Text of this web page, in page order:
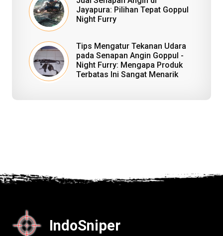
Jayapura: Pilihan Tepat Goppul
Night Furry
Tips Mengatur Tekanan Udara
pada Senapan Angin Goppul -
Night Furry: Mengapa Produk
Terbatas Ini Sangat Menarik
IndoSniper